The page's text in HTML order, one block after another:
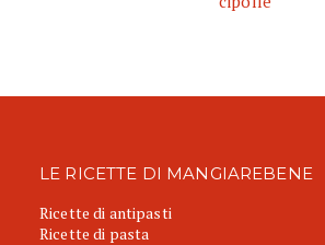
LE RICETTE DI MANGIAREBENE
Ricette di antipasti
Ricette di pasta